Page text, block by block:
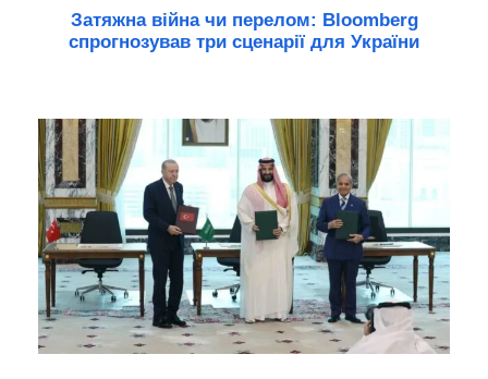
Затяжна війна чи перелом: Bloomberg
спрогнозував три сценарії для України